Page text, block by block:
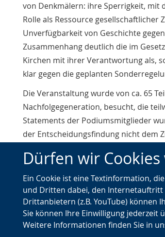
Dürfen wir
Ein Cookie ist eine Textinformation,
und Dritten dabei, den Internetauftritt
Drittanbietern (z.B. YouTube) können
Sie können Ihre Einwilligung jederzeit
Weitere Informationen finden Sie in
von Denkmälern: ihre Sperrigkeit, mit
Rolle als Ressource
Unverfügbarkeit von Geschichte
Zusammenhang deutlich die im
Kirchen mit ihrer Verantwortung als,
klar gegen die geplanten
Die Veranstaltung wurde von ca. 65
Nachfolgegeneration, besucht, die
Statements der Podiumsmitglieder
der Entscheidungsfindung nicht dem
Novelle des Denkmalschutzgesetzes
sondern dass auch eine Schwächung
Impressum